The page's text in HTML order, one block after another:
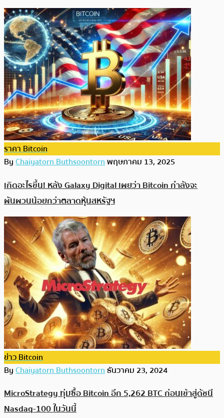
ราคา Bitcoin
ByChaiyatorn Buthsoontornพฤษภาคม 13, 2025
เกิดอะไรขึ้น! หลัง Galaxy Digital เผยว่า Bitcoin กำลังจะ
ผันผวนน้อยกว่าตลาดหุ้นสหรัฐฯ
ข่าว Bitcoin
ByChaiyatorn Buthsoontornธันวาคม 23, 2024
MicroStrategy ทุ่มซื้อ Bitcoin อีก 5,262 BTC ก่อนเข้าสู่ดัชนี
Nasdaq-100 ในวันนี้